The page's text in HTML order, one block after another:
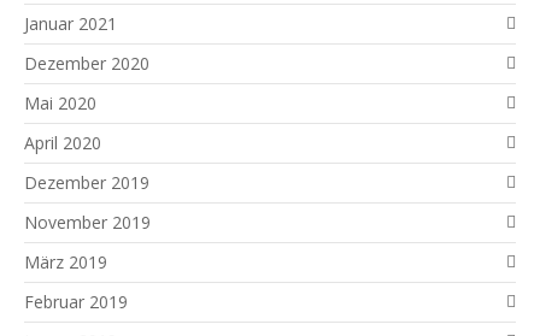
Januar 2021
Dezember 2020
Mai 2020
April 2020
Dezember 2019
November 2019
März 2019
Februar 2019